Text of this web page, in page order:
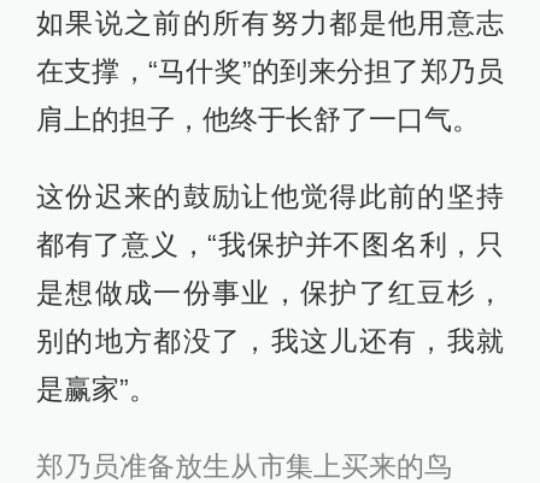
如果说之前的所有努力都是他用意志
在支撑，“马什奖”的到来分担了郑乃员
肩上的担子，他终于长舒了一口气。
这份迟来的鼓励让他觉得此前的坚持
都有了意义，“我保护并不图名利，只
是想做成一份事业，保护了红豆杉，
别的地方都没了，我这儿还有，我就
是赢家”。
郑乃员准备放生从市集上买来的鸟